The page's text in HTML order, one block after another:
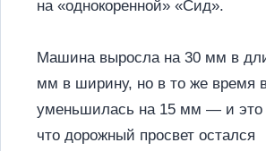
на «однокоренной» «Сид».
Машина выросла на 30 мм в
мм в ширину, но в то же время
уменьшилась на 15 мм — и это
что дорожный просвет остался